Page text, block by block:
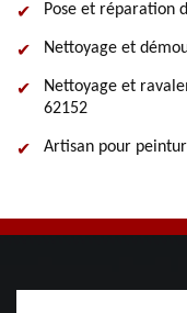
Pose et réparation
Nettoyage et
Nettoyage et
62152
Artisan pour